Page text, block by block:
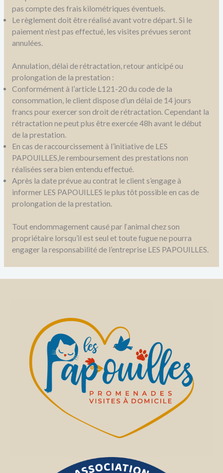
pas compte des frais kilométriques éventuels.
Le règlement doit être réalisé avant votre départ. Si le
paiement n’est pas effectué, les visites prévues seront
annulées.
Annulation, délai de rétractation, retour anticipé ou
prolongation de la prestation :
Conformément à l’article L121-20 du code de la
consommation, le client dispose d’un délai de 14 jours
francs pour exercer son droit de rétractation. Cependant la
rétractation ne peut plus être exercée 48h avant le début
de la prestation.
En cas de raccourcissement à l’initiative de LES
PAPOUILLES,le remboursement des prestations non
réalisées sera bien entendu effectué.
Après la date prévue au contrat le client s’engage à
informer LES PAPOUILLES le plus tôt possible en cas de
prolongation de la prestation.
Tout endommagement causé par l‘animal chez son
propriétaire lorsqu’il est seul et toute fugue ne pourra
engager la responsabilité de l’entreprise LES PAPOUILLES.